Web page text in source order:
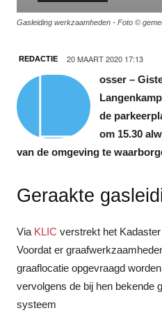
Gasleiding werkzaamheden - Foto ©
REDACTIE 20 MAART 2020 17:13
L osser –
de
om 15.30
van de omgeving te
Geraakte
Via KLIC verstrekt het
Voordat er
graaflocatie opgevraagd
vervolgens de bij hen bekende
systeem